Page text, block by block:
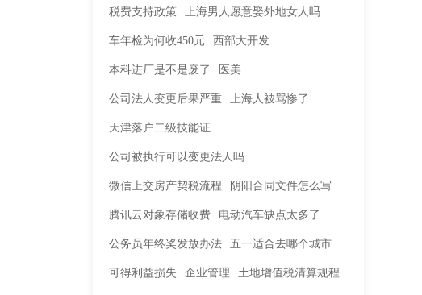
税费支持政策 上海男人愿意娶外地女人吗
车年检为何收450元 西部大开发
本科进厂是不是废了 医美
公司法人变更后果严重 上海人被骂惨了
天津落户二级技能证
公司被执行可以变更法人吗
微信上交房产契税流程 阴阳合同文件怎么写
腾讯云对象存储收费 电动汽车缺点太多了
公务员年终奖发放办法 五一适合去哪个城市
可得利益损失 企业管理 土地增值税清算规程